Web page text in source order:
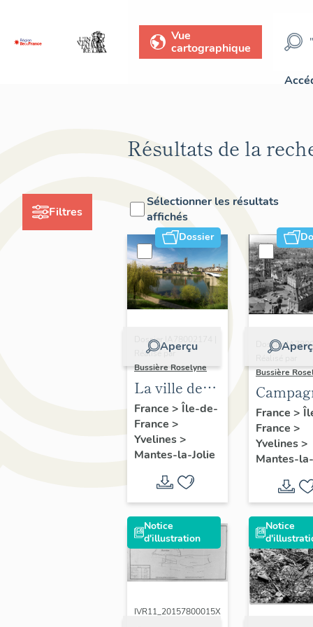
Vue
cartographique
Filtres
Résultats de la
Sélectionner les résultats
affichés
Dossier
Aperçu
Dossier IA78002174 |
Réalisé par
Bussière Roselyne
La ville de
Mantes-la-
Jolie
France > Île-de-
France >
Yvelines>
Mantes-la-Jolie
Dossier
Bussière
sur le
la-Jolie
1977
France >
France >
Yvelines>
Mantes-
Notice
d'illustration
IVR11_20157800015X
Notice